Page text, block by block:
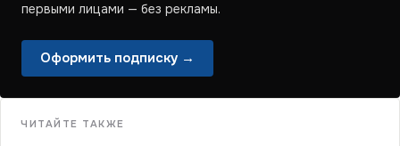
первыми лицами — без рекламы.
Оформить подписку →
ЧИТАЙТЕ ТАКЖЕ